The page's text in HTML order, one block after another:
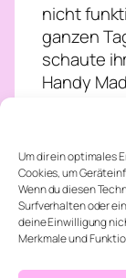
Um dir ein optimales
Cookies, um
Wenn du diesen
Surfverhalten oder
deine Einwilligung
Merkmale und
nicht
ganzen
schaute
Handy
reden ihr
ich:“ ich
abhauen
Maddox:“
möchte
weiß nicht
Maddox:“